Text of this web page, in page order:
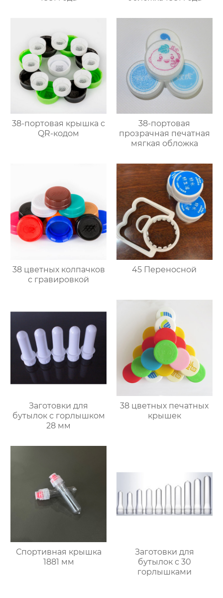
38-портовая крышка с
QR-кодом
38-портовая
прозрачная печатная
мягкая обложка
38 цветных колпачков
с гравировкой
45 Переносной
Заготовки для
бутылок с горлышком
28 мм
38 цветных печатных
крышек
Спортивная крышка
1881 мм
Заготовки для
бутылок с 30
горлышками